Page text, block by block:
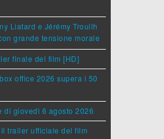
Liatard e Jérémy Trouilh
grande tensione morale
finale del film [HD]
office 2026 supera i 50
di giovedì 6 agosto 2026
trailer ufficiale del film